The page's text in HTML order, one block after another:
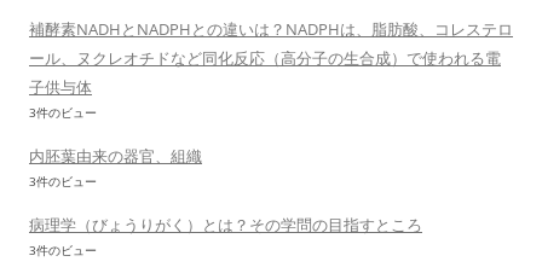
補酵素NADHとNADPHとの違いは？NADPHは、脂肪酸、コレステロ
ール、ヌクレオチドなど同化反応（高分子の生合成）で使われる電
子供与体
3件のビュー
内胚葉由来の器官、組織
3件のビュー
病理学（びょうりがく）とは？その学問の目指すところ
3件のビュー